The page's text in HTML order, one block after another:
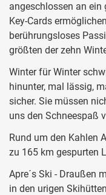
angeschlossen an
Key-Cards
berührungsloses
größten der zehn
Winter für Winter
hinunter, mal lässig,
sicher. Sie müssen
uns den Schneespaß
Rund um den Kahlen
zu 165 km gespurten
Apre´s Ski - Draußen
in den urigen